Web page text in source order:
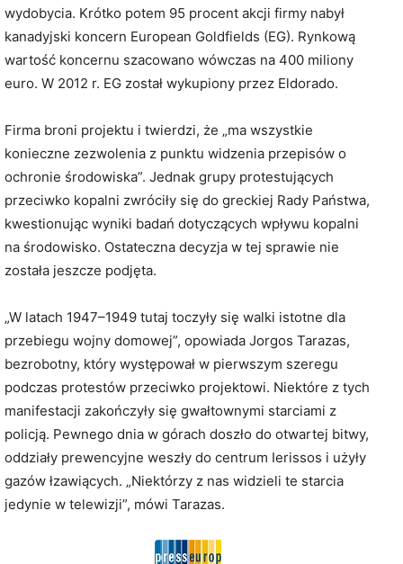
wydobycia. Krótko potem 95 procent akcji firmy nabył
kanadyjski koncern European Goldfields (EG). Rynkową
wartość koncernu szacowano wówczas na 400 miliony
euro. W 2012 r. EG został wykupiony przez Eldorado.
Firma broni projektu i twierdzi, że „ma wszystkie
konieczne zezwolenia z punktu widzenia przepisów o
ochronie środowiska”. Jednak grupy protestujących
przeciwko kopalni zwróciły się do greckiej Rady Państwa,
kwestionując wyniki badań dotyczących wpływu kopalni
na środowisko. Ostateczna decyzja w tej sprawie nie
została jeszcze podjęta.
„W latach 1947–1949 tutaj toczyły się walki istotne dla
przebiegu wojny domowej”, opowiada Jorgos Tarazas,
bezrobotny, który występował w pierwszym szeregu
podczas protestów przeciwko projektowi. Niektóre z tych
manifestacji zakończyły się gwałtownymi starciami z
policją. Pewnego dnia w górach doszło do otwartej bitwy,
oddziały prewencyjne weszły do centrum Ierissos i użyły
gazów łzawiących. „Niektórzy z nas widzieli te starcia
jedynie w telewizji”, mówi Tarazas.